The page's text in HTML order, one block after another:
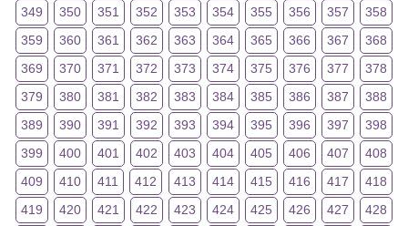
349
350 351 352 353 354 355 356 357
358
359
360 361 362 363 364 365 366 367
368
369
370 371 372 373 374 375 376 377
378
379
380 381 382 383 384 385 386 387
388
389
390 391 392 393 394 395 396 397
398
399
400 401 402 403 404 405 406 407
408
409
410 411 412 413 414 415 416 417
418
419
420 421 422 423 424 425 426 427 428